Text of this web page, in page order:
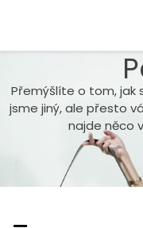
content
Přemýšlíte o tom, jak
jsme jiný, ale přesto
najde něco